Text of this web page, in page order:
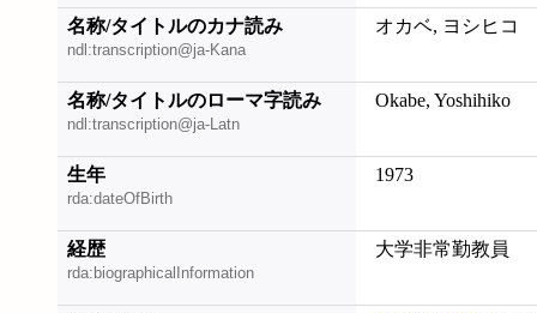
名称/タイトルのカナ読み
ndl:transcription@ja-Kana
オカベ, ヨシヒコ
名称/タイトルのローマ字読み
ndl:transcription@ja-Latn
Okabe, Yoshihiko
生年
rda:dateOfBirth
1973
経歴
rda:biographicalInformation
大学非常勤教員